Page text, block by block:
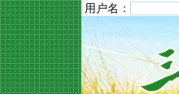
用户名：